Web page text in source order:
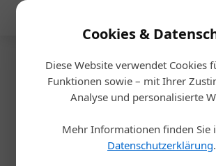
Cookies &
Diese Website verwendet Cookies
Funktionen sowie – mit Ihrer
Analyse und personalisierte
Mehr Informationen finden Sie
Datenschutzerklärung.
Startseite/Gastro & Hotel
Auszeichnung
ZillergrundRock
Berggipfel